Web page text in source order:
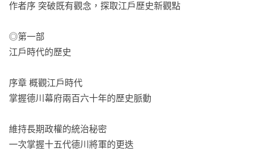
作者序 突破既有觀念，探取江戶歷史新觀點
◎第一部
江戶時代的歷史
序章 概觀江戶時代
掌握德川幕府兩百六十年的歷史脈動
維持長期政權的統治秘密
一次掌握十五代德川將軍的更迭